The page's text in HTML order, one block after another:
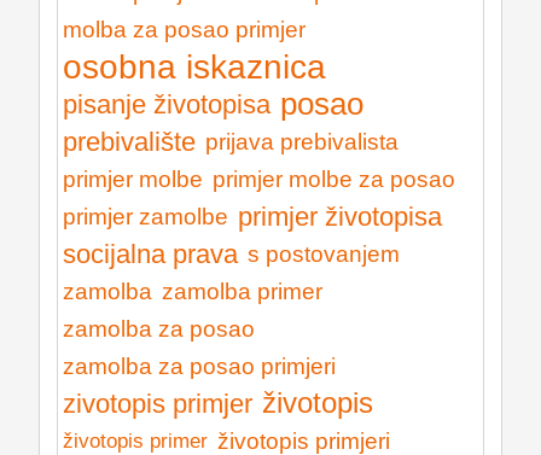
molba za posao primjer
osobna iskaznica
pisanje životopisa posao
prebivalište prijava prebivalista
primjer molbe primjer molbe za posao
primjer zamolbe primjer životopisa
socijalna prava s postovanjem
zamolba zamolba primer
zamolba za posao
zamolba za posao primjeri
zivotopis primjer životopis
životopis primer životopis primjeri